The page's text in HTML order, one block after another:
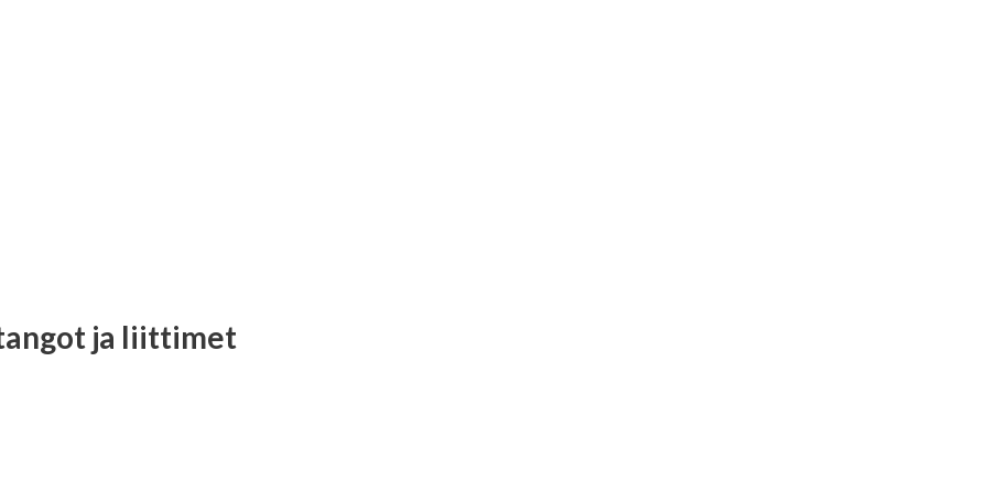
ja liittimet